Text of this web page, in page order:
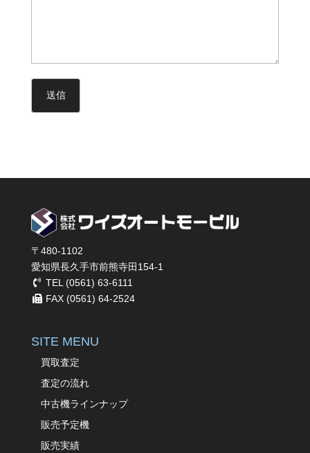
〒480-1102
愛知県長久手市前熊寺田154-1
TEL (0561) 63-6111
FAX (0561) 64-2524
SITE MENU
買取査定
査定の流れ
中古機ラインナップ
販売予定機
販売実績